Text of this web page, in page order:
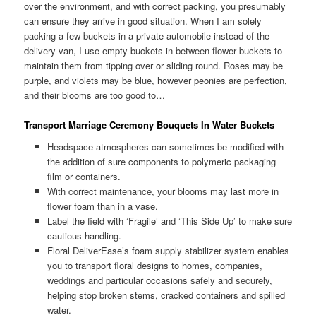
over the environment, and with correct packing, you presumably
can ensure they arrive in good situation. When I am solely
packing a few buckets in a private automobile instead of the
delivery van, I use empty buckets in between flower buckets to
maintain them from tipping over or sliding round. Roses may be
purple, and violets may be blue, however peonies are perfection,
and their blooms are too good to…
Transport Marriage Ceremony Bouquets In Water Buckets
Headspace atmospheres can sometimes be modified with
the addition of sure components to polymeric packaging
film or containers.
With correct maintenance, your blooms may last more in
flower foam than in a vase.
Label the field with ‘Fragile’ and ‘This Side Up’ to make sure
cautious handling.
Floral DeliverEase’s foam supply stabilizer system enables
you to transport floral designs to homes, companies,
weddings and particular occasions safely and securely,
helping stop broken stems, cracked containers and spilled
water.